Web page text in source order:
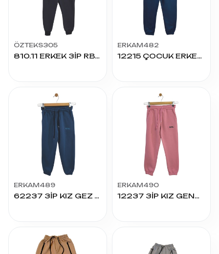
ÖZTEKS305
810.11 ERKEK 3İP RBN BASKISIZ FERM ALT 5/8
ERKAM482
12215 ÇOCUK ERKEK 3İP ALT 13/16 YAŞ
ERKAM489
62237 3İP KIZ GEZ ALT 9.10.11.12 YAŞ
ERKAM490
12237 3İP KIZ GENÇ BOY ALT 13.14.15.16 YAŞ